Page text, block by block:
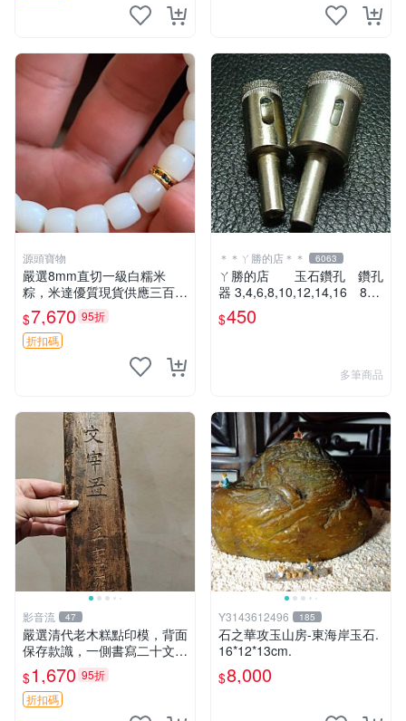
源頭寶物
嚴選8mm直切一級白糯米
粽，米達優質現貨供應三百條
細滅油滑口感極佳 所見即所
得 單批可議 糯米粽 白粽 起
義
$7,670 95折
折扣碼
＊＊ㄚ勝的店＊＊ 6063
ㄚ勝的店 玉石鑽孔 鑽孔
器 3,4,6,8,10,12,14,16 8支
為一組直購450元
$450
多筆商品
影音流 47
嚴選清代老木糕點印模，背面
保存款識，一側書寫二十文，
呈現古舊包漿，無裂痕，長2
4.2公分、寬7公分，珍稀老物
件，適合收藏。 清代老木頭
$1,670 95折
折扣碼
Y3143612496 185
石之華攻玉山房-東海岸玉石.
16*12*13cm.
$8,000